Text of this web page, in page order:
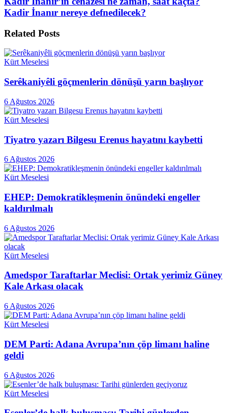
Kadir İnanır nereye defnedilecek?
Related Posts
Kürt Meselesi
Serêkaniyêli göçmenlerin dönüşü yarın başlıyor
6 Ağustos 2026
Kürt Meselesi
Tiyatro yazarı Bilgesu Erenus hayatını kaybetti
6 Ağustos 2026
Kürt Meselesi
EHEP: Demokratikleşmenin önündeki engeller
kaldırılmalı
6 Ağustos 2026
Kürt Meselesi
Amedspor Taraftarlar Meclisi: Ortak yerimiz Güney
Kale Arkası olacak
6 Ağustos 2026
Kürt Meselesi
DEM Parti: Adana Avrupa’nın çöp limanı haline
geldi
6 Ağustos 2026
Kürt Meselesi